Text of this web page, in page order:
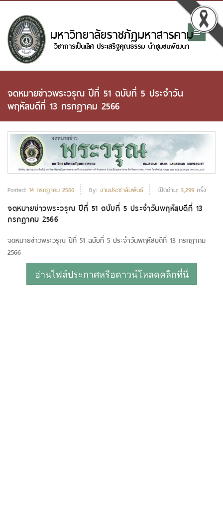
จดหมายข่าวพระวรุณ ปีที่ 51 ฉบับที่ 5 ประจำวัน
พฤหัสบดีที่ 13 กรกฎาคม 2566
Posted: 14 กรกฏาคม 2566 By: งานประชาสัมพันธ์ เปิดอ่าน: 3,299 ครั้ง
จดหมายข่าวพระวรุณ ปีที่ 51 ฉบับที่ 5 ประจำวันพฤหัสบดีที่ 13
กรกฎาคม 2566
จดหมายข่าวพระวรุณ ปีที่ 51 ฉบับที่ 5 ประจำวันพฤหัสบดีที่ 13 กรกฎาคม
2566
อ่านไฟล์ประกาศหรือดาวน์โหลดคลิกที่นี่